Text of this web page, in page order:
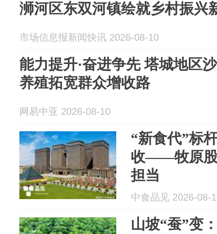
浉河区东双河镇绘就乡村振兴
市场信息报新闻快讯 2026-08-10
能力提升·奋进争先 塔城地区
养殖拓宽群众增收路
网易中亚 2026-08-10
“新食代”标
收——牧原股
担当
中食品见 2026-08-
山坡“蚕”变